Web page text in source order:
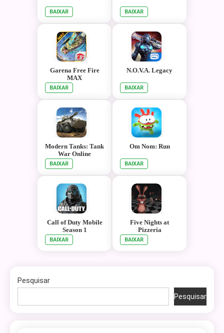
BAIXAR BAIXAR
Garena Free Fire
MAX
BAIXAR
N.O.V.A. Legacy
BAIXAR
Modern Tanks: Tank
War Online
BAIXAR
Om Nom: Run
BAIXAR
Call of Duty Mobile
Season 1
BAIXAR
Five Nights at
Pizzeria
BAIXAR
Pesquisar
Pesquisar